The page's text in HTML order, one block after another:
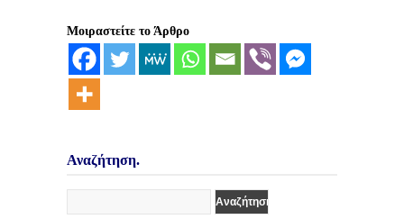
Μοιραστείτε το Άρθρο
Αναζήτηση.